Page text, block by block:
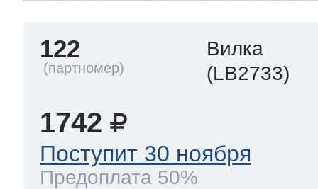
122
Вилка
(LB2733)
1742
Поступит 30 ноября
Предоплата 50%